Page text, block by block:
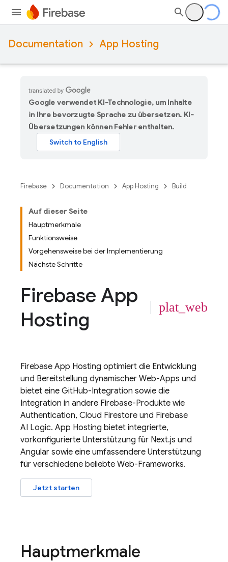
Documentation App Hosting
Google verwendet KI-Technologie, um Inhalte
in Ihre bevorzugte Sprache zu übersetzen. KI-
Übersetzungen können Fehler enthalten.
Firebase Documentation App Hosting Build
Auf dieser Seite
Hauptmerkmale
Funktionsweise
Vorgehensweise bei der Implementierung
Nächste Schritte
Firebase App
Hosting
plat_web
Firebase App Hosting optimiert die Entwicklung
und Bereitstellung dynamischer Web-Apps und
bietet eine GitHub-Integration sowie die
Integration in andere Firebase-Produkte wie
Authentication, Cloud Firestore und Firebase
AI Logic. App Hosting bietet integrierte,
vorkonfigurierte Unterstützung für Next.js und
Angular sowie eine umfassendere Unterstützung
für verschiedene beliebte Web-Frameworks.
Jetzt starten
Hauptmerkmale